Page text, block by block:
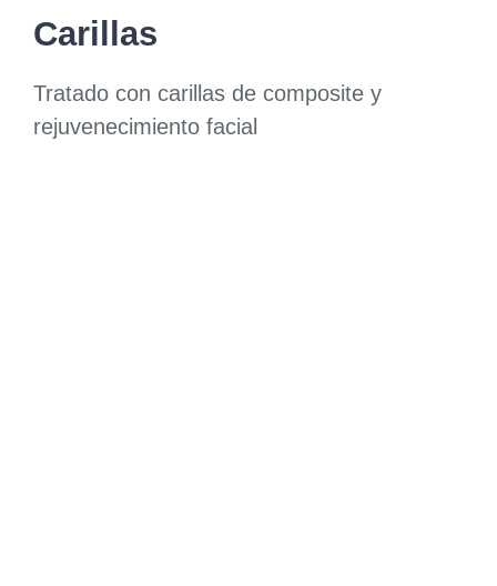
Carillas
Tratado con carillas de composite y
rejuvenecimiento facial